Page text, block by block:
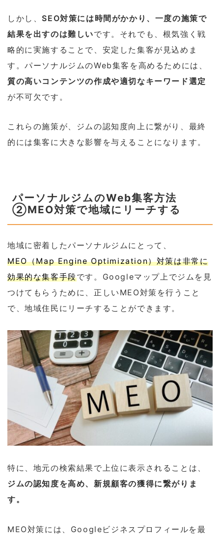
しかし、 SEO対策には時間がかかり、一度の施策で
結果を出すのは難しいです。それでも、根気強く戦
略的に実施することで、安定した集客が見込めま
す。パーソナルジムのWeb集客を高めるためには、
質の高いコンテンツの作成や適切なキーワード選定
が不可欠です。
これらの施策が、ジムの認知度向上に繋がり、最終
的には集客に大きな影響を与えることになります。
パーソナルジムのWeb集客方法
②MEO対策で地域にリーチする
地域に密着したパーソナルジムにとって、
MEO（Map Engine Optimization）対策は非常に
効果的な集客手段です。Googleマップ上でジムを見
つけてもらうために、正しいMEO対策を行うこと
で、地域住民にリーチすることができます。
特に、地元の検索結果で上位に表示されることは、
ジムの認知度を高め、新規顧客の獲得に繋がりま
す。
MEO対策には、Googleビジネスプロフィールを最